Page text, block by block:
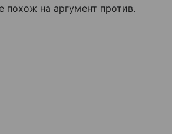
похож на аргумент против.